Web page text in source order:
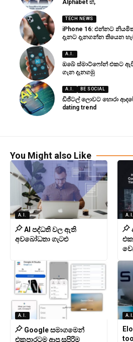
Alphabet හි,
TECH NEWS
iPhone 16: එන්නට
දැනට දැනගන්න තියෙන
A.I.
ඔබේ ස්මාට්ෆෝන් එකට
ගැන දැනගමු
A.I. BE SOCIAL
ඩිජිටල් ලොවට හොරා ආදරේ
dating trend
You Might also Like
A.I.
AI පද්ධති වල ඇති
අවබෝධතා ගැටළු
A.I.
A.I.
Google සමාගමෙන්
එකපාරටම ආපු සුපිරිම
A.I.